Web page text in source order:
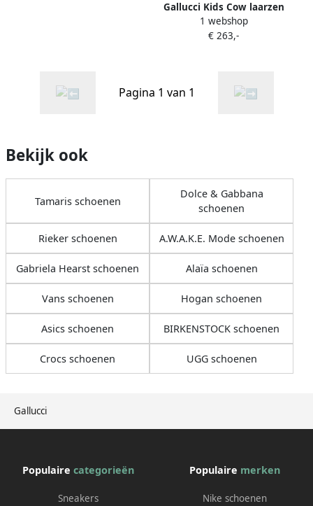
Gallucci
Gallucci Kids Cow laarzen
Wit
1 webshop
€ 263,-
Pagina 1 van 1
Bekijk ook
Tamaris schoenen
Dolce & Gabbana
schoenen
Rieker schoenen A.W.A.K.E. Mode schoenen
Gabriela Hearst schoenen Alaïa schoenen
Vans schoenen Hogan schoenen
Asics schoenen BIRKENSTOCK schoenen
Crocs schoenen UGG schoenen
Populaire categorieën
Sneakers
Populaire merken
Nike schoenen